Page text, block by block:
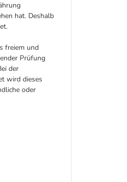
hat. Deshalb
freiem und
Prüfung
der
wird dieses
oder